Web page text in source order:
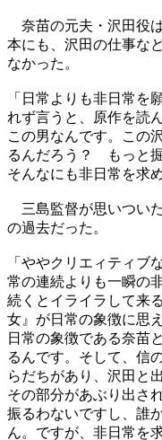
奈苗の元夫・沢田役
本にも、沢田の仕事な
なかった。
「日常よりも非日常を
れず言うと、原作を読
この男なんです。この
るんだろう？ もっと
そんなにも非日常を求
三島監督が思いつい
の過去だった。
「ややクリエィティブ
常の連続よりも一瞬の
続くとイライラして来
女』が日常の象徴に思
日常の象徴である奈苗
るんです。そして、信
らだちがあり、沢田と
その部分があぶり出さ
振るわないですし、誰
ん。ですが、非日常を